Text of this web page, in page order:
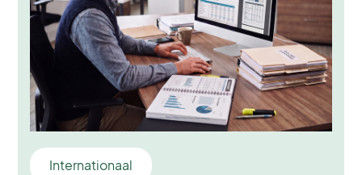
Internationaal